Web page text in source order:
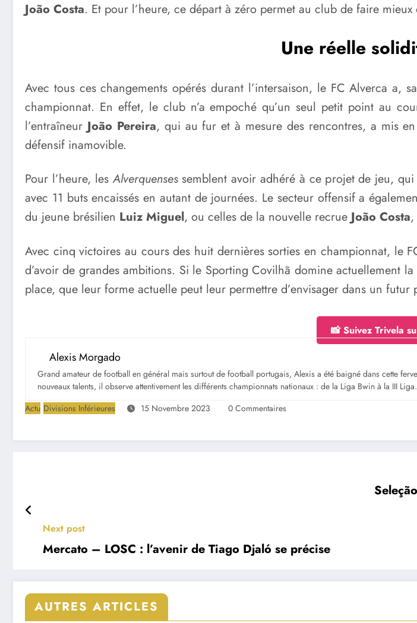
João Costa. Et pour l’heure, ce départ à zéro permet au club de faire
Une réelle
Avec tous ces changements opérés durant l’intersaison, le FC Alverca
championnat. En effet, le club n’a empoché qu’un seul petit point au
l’entraîneur João Pereira, qui au fur et à mesure des rencontres, a mis
défensif inamovible.
Pour l’heure, lesAlverquensessemblent avoir adhéré à ce projet de jeu, qui
avec 11 buts encaissés en autant de journées. Le secteur offensif a
du jeune brésilien Luiz Miguel, ou celles de la nouvelle recrueJoão Costa,
Avec cinq victoires au cours des huit dernières sorties en championnat, le
d’avoir de grandes ambitions. Si le Sporting Covilhã domine actuellement
place, que leur forme actuelle peut leur permettre d’envisager dans un futur
📸 Suivez Trivela
Alexis Morgado
Grand amateur de football en général mais surtout de football portugais, Alexis a été baigné dans cette
nouveaux talents, il observe attentivement les différents championnats nationaux : de la Liga Bwin à la III Liga.
Actu Divisions Inférieures 15 Novembre 2023 0 Commentaires
Next post
Mercato – LOSC : l’avenir de Tiago Djaló se précise
AUTRES ARTICLES